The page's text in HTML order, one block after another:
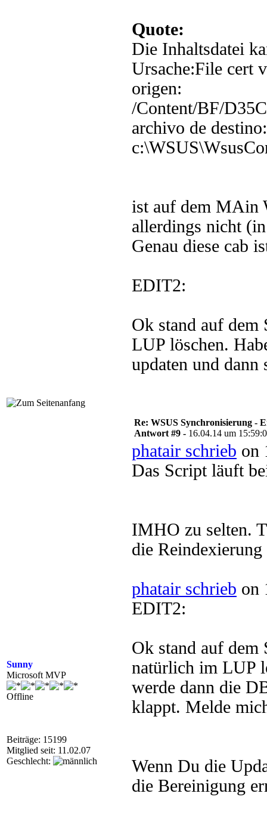
Quote:
Die Inhaltsdatei
Ursache:File cert
origen:
/Content/BF/
archivo de destino:
ist auf dem MAin
allerdings nicht
Genau diese cab
EDIT2:
Ok stand auf dem
LUP löschen.
updaten und
Sunny
Microsoft MVP
Offline
Beiträge: 15199
Mitglied seit: 11.02.07
Geschlecht:
Re: WSUS Synchronisierung -
Antwort #9 - 16.04.14 um
phatair schrieb on
Das Script läuft
IMHO zu selten.
die Reindexierung
phatair schrieb on
EDIT2:
Ok stand auf dem
natürlich im LUP
werde dann die
klappt. Melde
Wenn Du die
die Bereinigung